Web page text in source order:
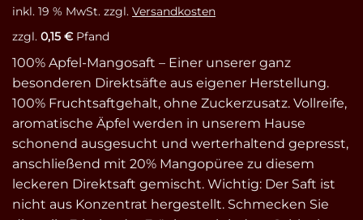
inkl. 19 % MwSt. zzgl. Versandkosten
zzgl. 0,15 €Pfand
100% Apfel-Mangosaft – Einer unserer ganz
besonderen Direktsäfte aus eigener Herstellung.
100% Fruchtsaftgehalt, ohne Zuckerzusatz. Vollreife,
aromatische Äpfel werden in unserem Hause
schonend ausgesucht und werterhaltend gepresst,
anschließend mit 20% Mangopüree zu diesem
leckeren Direktsaft gemischt. Wichtig: Der Saft ist
nicht aus Konzentrat hergestellt. Schmecken Sie